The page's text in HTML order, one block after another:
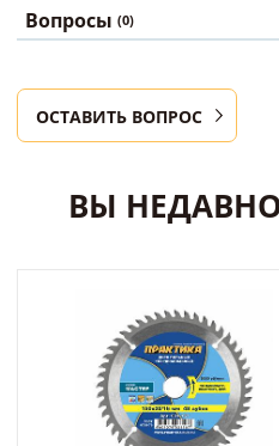
Вопросы (0)
ОСТАВИТЬ ВОПРОС
ВЫ